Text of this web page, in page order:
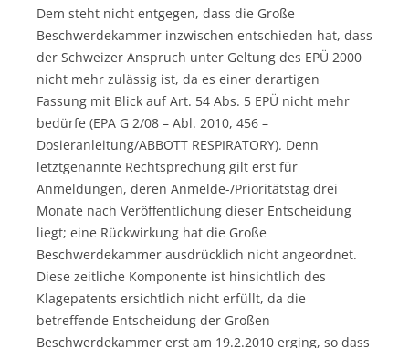
Dem steht nicht entgegen, dass die Große
Beschwerdekammer inzwischen entschieden hat, dass
der Schweizer Anspruch unter Geltung des EPÜ 2000
nicht mehr zulässig ist, da es einer derartigen
Fassung mit Blick auf Art. 54 Abs. 5 EPÜ nicht mehr
bedürfe (EPA G 2/08 – Abl. 2010, 456 –
Dosieranleitung/ABBOTT RESPIRATORY). Denn
letztgenannte Rechtsprechung gilt erst für
Anmeldungen, deren Anmelde-/Prioritätstag drei
Monate nach Veröffentlichung dieser Entscheidung
liegt; eine Rückwirkung hat die Große
Beschwerdekammer ausdrücklich nicht angeordnet.
Diese zeitliche Komponente ist hinsichtlich des
Klagepatents ersichtlich nicht erfüllt, da die
betreffende Entscheidung der Großen
Beschwerdekammer erst am 19.2.2010 erging, so dass